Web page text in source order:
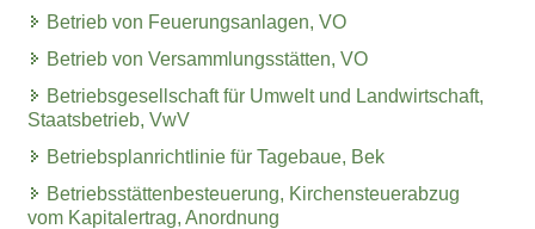
Betrieb von Feuerungsanlagen, VO
Betrieb von Versammlungsstätten, VO
Betriebsgesellschaft für Umwelt und Landwirtschaft,
Staatsbetrieb, VwV
Betriebsplanrichtlinie für Tagebaue, Bek
Betriebsstättenbesteuerung, Kirchensteuerabzug
vom Kapitalertrag, Anordnung